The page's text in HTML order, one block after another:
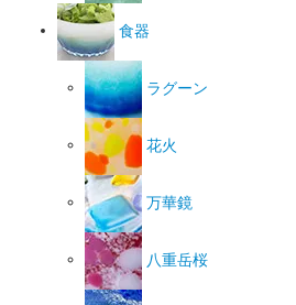
食器
ラグーン
花火
万華鏡
八重岳桜